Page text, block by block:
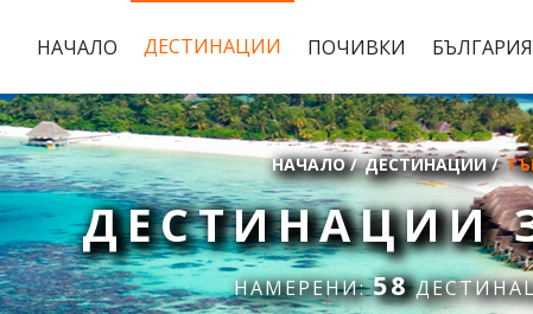
НАЧАЛО ДЕСТИНАЦИИ ПОЧИВКИ БЪЛГАРИЯ
НАЧАЛО/ ДЕСТИНАЦИИ/
ДЕСТИНАЦИИ
НАМЕРЕНИ:58